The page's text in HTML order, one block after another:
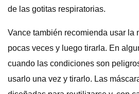
de las gotitas respiratorias.
Vance también recomienda usar la
pocas veces y luego tirarla. En
cuando las condiciones son
usarlo una vez y tirarlo. Las